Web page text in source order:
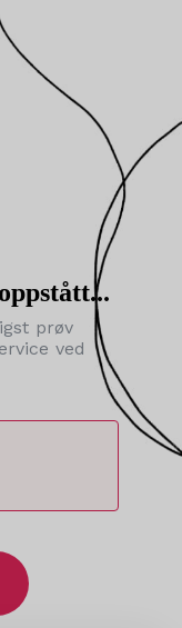
prøv
ved